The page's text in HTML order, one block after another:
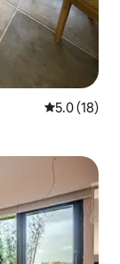
レビュー18
5.0 (18)